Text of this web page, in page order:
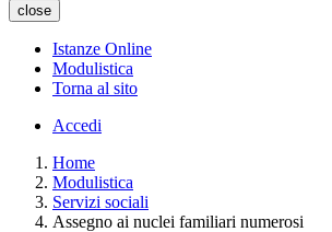
close
Istanze Online
Modulistica
Torna al sito
Accedi
Home
Modulistica
Servizi sociali
Assegno ai nuclei familiari numerosi